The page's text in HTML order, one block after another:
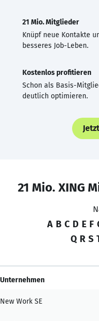
21 Mio. Mitglieder
Knüpf neue Kontakte
besseres Job-Leben.
Kostenlos profitieren
Schon als Basis-
deutlich optimieren.
21 Mio. XING
A B C D E F
Q R S
Unternehmen
New Work SE